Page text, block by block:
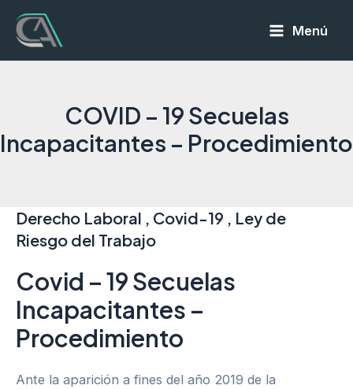
contenido
Menú
COVID – 19 Secuelas
Incapacitantes – Procedimiento
Derecho Laboral , Covid-19 , Ley de
Riesgo del Trabajo
Covid – 19 Secuelas
Incapacitantes –
Procedimiento
Ante la aparición a fines del año 2019 de la